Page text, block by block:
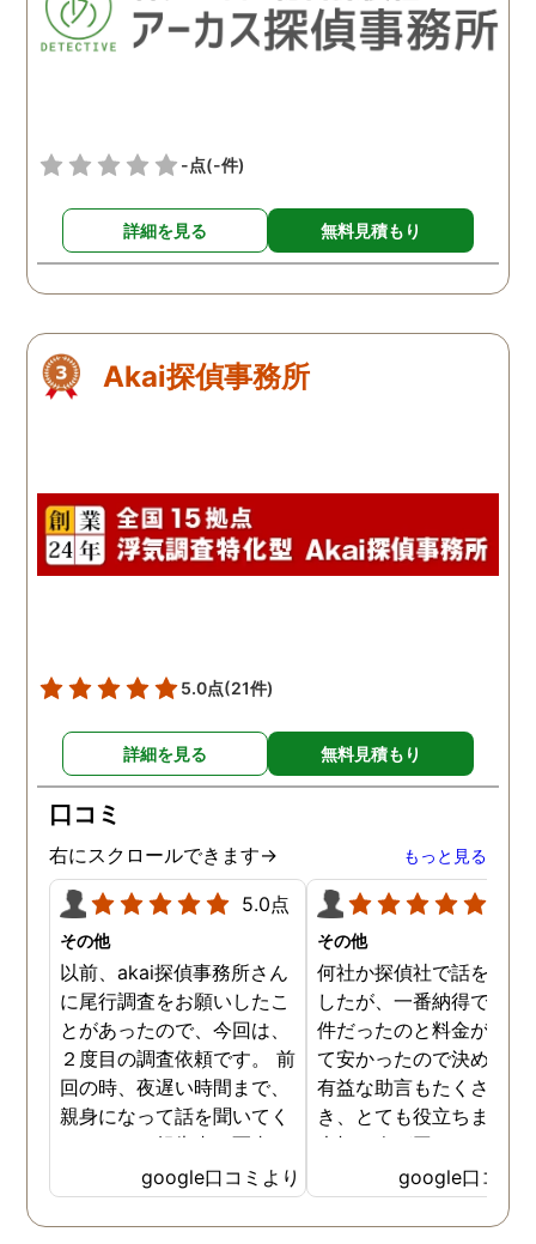
-点(-件)
詳細を見る 無料見積もり
Akai探偵事務所
5.0点(21件)
詳細を見る 無料見積もり
口コミ
右にスクロールできます→ もっと見る
5.0点
その他
以前、akai探偵事務所さん
に尾行調査をお願いしたこ
とがあったので、今回は、
２度目の調査依頼です。 前
回の時、夜遅い時間まで、
親身になって話を聞いてく
れたのと、報告書の写真
が、場所が悪かったのに、
とても鮮明に写っていたの
で、再度、調査をお願いさ
google口コミより
その他
何社か探偵社で話を聞き
したが、一番納得できる
件だったのと料金が比較
て安かったので決めまし
有益な助言もたくさん頂
き、とても役立ちました
大切な人が困っていたら
番に紹介したいと思える
偵事務所です
google口コミ